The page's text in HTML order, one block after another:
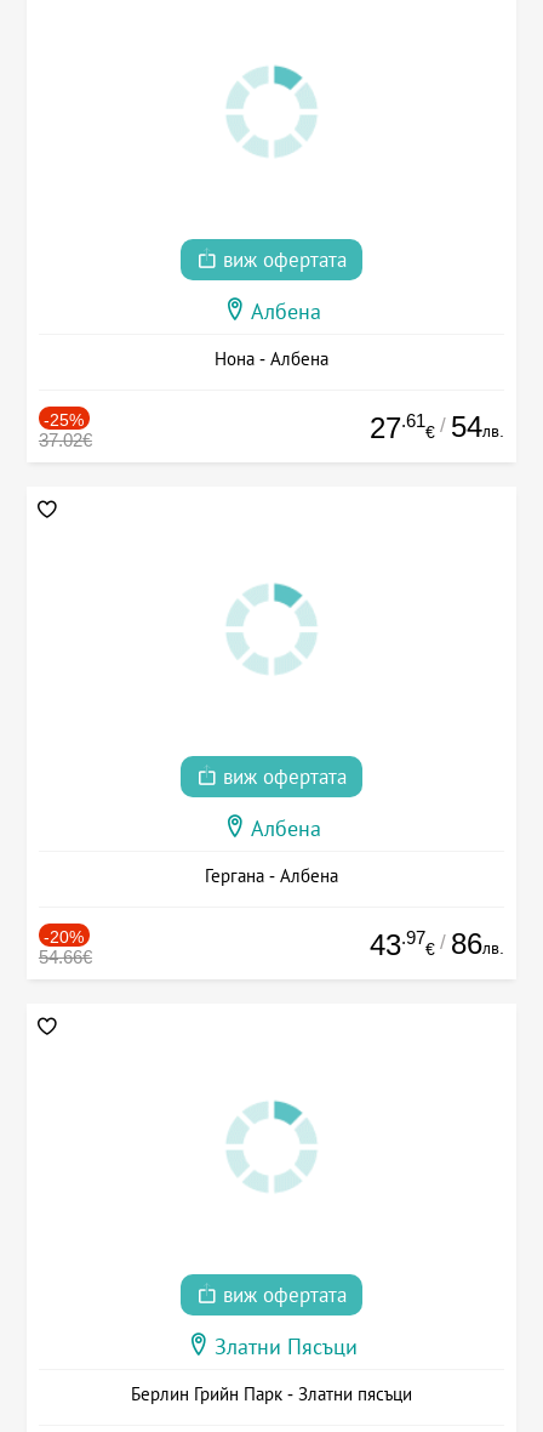
виж офертата
Албена
Нона - Албена
-25%
37.02€ 27.61
€ / 54лв.
виж офертата
Албена
Гергана - Албена
-20%
54.66€ 43.97
€ / 86лв.
виж офертата
Златни Пясъци
Берлин Грийн Парк - Златни пясъци